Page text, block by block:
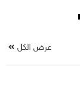
عرض الكل